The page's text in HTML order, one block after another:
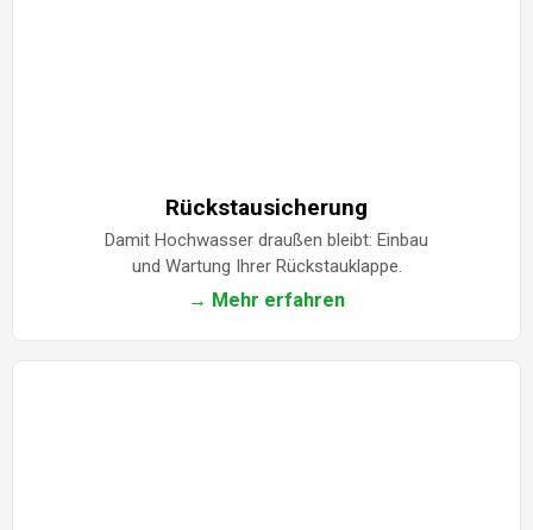
Rückstausicherung
Damit Hochwasser draußen bleibt: Einbau
und Wartung Ihrer Rückstauklappe.
→ Mehr erfahren